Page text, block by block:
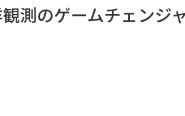
測のゲームチェンジ